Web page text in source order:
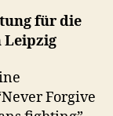
für die
Leipzig
Forgive